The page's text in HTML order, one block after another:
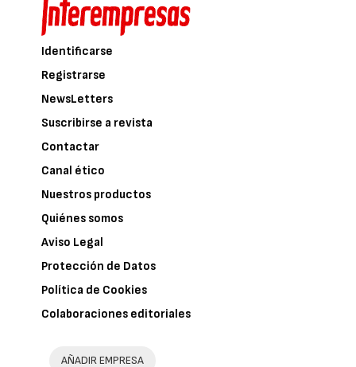
Identificarse
Registrarse
NewsLetters
Suscribirse a revista
Contactar
Canal ético
Nuestros productos
Quiénes somos
Aviso Legal
Protección de Datos
Política de Cookies
Colaboraciones editoriales
AÑADIR EMPRESA